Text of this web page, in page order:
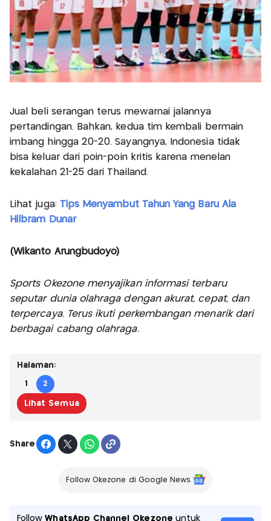
Jual beli serangan terus mewarnai jalannya
pertandingan. Bahkan, kedua tim kembali bermain
imbang hingga 20-20. Sayangnya, Indonesia tidak
bisa keluar dari poin-poin kritis karena menelan
kekalahan 21-25 dari Thailand.
Lihat juga: Tips Menyambut Tahun Yang Baru Ala
Hilbram Dunar
(Wikanto Arungbudoyo)
Sports Okezone menyajikan informasi terbaru
seputar dunia olahraga dengan akurat, cepat, dan
terpercaya. Terus ikuti perkembangan menarik dari
berbagai cabang olahraga.
Halaman:
1 2
Lihat Semua
Share
Follow Okezone di Google News
FollowWhatsApp Channel Okezone untuk